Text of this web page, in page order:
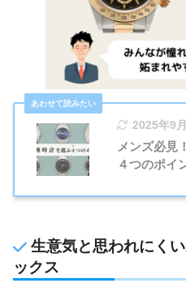
2025年9
メンズ必見
４つのポイ
生意気と思われにく
ックス